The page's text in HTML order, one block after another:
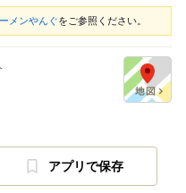
メンやんぐをご参照ください。
アプリで保存